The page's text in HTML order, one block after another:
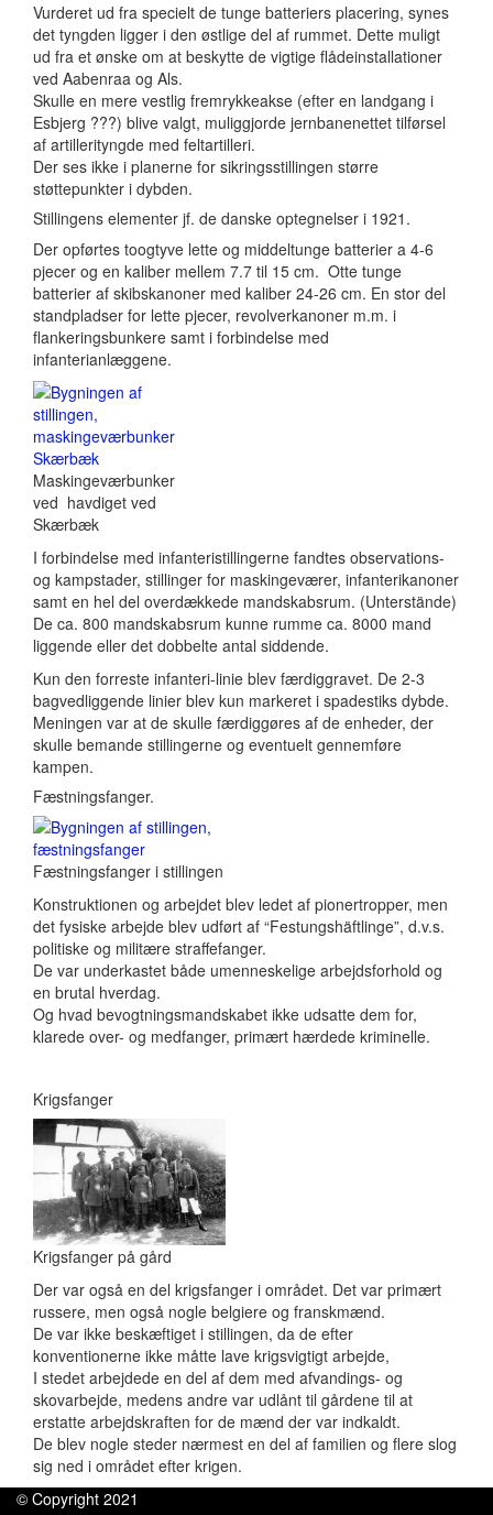
Vurderet ud fra specielt de tunge batteriers placering, synes
det tyngden ligger i den østlige del af rummet. Dette muligt
ud fra et ønske om at beskytte de vigtige flådeinstallationer
ved Aabenraa og Als.
Skulle en mere vestlig fremrykkeakse (efter en landgang i
Esbjerg ???) blive valgt, muliggjorde jernbanenettet tilførsel
af artillerityngde med feltartilleri.
Der ses ikke i planerne for sikringsstillingen større
støttepunkter i dybden.
Stillingens elementer jf. de danske optegnelser i 1921.
Der opførtes toogtyve lette og middeltunge batterier a 4-6
pjecer og en kaliber mellem 7.7 til 15 cm. Otte tunge
batterier af skibskanoner med kaliber 24-26 cm. En stor del
standpladser for lette pjecer, revolverkanoner m.m. i
flankeringsbunkere samt i forbindelse med
infanterianlæggene.
Maskingeværbunker
ved havdiget ved
Skærbæk
I forbindelse med infanteristillingerne fandtes observations-
og kampstader, stillinger for maskingeværer, infanterikanoner
samt en hel del overdækkede mandskabsrum. (Unterstände)
De ca. 800 mandskabsrum kunne rumme ca. 8000 mand
liggende eller det dobbelte antal siddende.
Kun den forreste infanteri-linie blev færdiggravet. De 2-3
bagvedliggende linier blev kun markeret i spadestiks dybde.
Meningen var at de skulle færdiggøres af de enheder, der
skulle bemande stillingerne og eventuelt gennemføre
kampen.
Fæstningsfanger.
Fæstningsfanger i stillingen
Konstruktionen og arbejdet blev ledet af pionertropper, men
det fysiske arbejde blev udført af “Festungshäftlinge”, d.v.s.
politiske og militære straffefanger.
De var underkastet både umenneskelige arbejdsforhold og
en brutal hverdag.
Og hvad bevogtningsmandskabet ikke udsatte dem for,
klarede over- og medfanger, primært hærdede kriminelle.
Krigsfanger
Krigsfanger på gård
Der var også en del krigsfanger i området. Det var primært
russere, men også nogle belgiere og franskmænd.
De var ikke beskæftiget i stillingen, da de efter
konventionerne ikke måtte lave krigsvigtigt arbejde,
I stedet arbejdede en del af dem med afvandings- og
skovarbejde, medens andre var udlånt til gårdene til at
erstatte arbejdskraften for de mænd der var indkaldt.
De blev nogle steder nærmest en del af familien og flere slog
sig ned i området efter krigen.
© Copyright 2021